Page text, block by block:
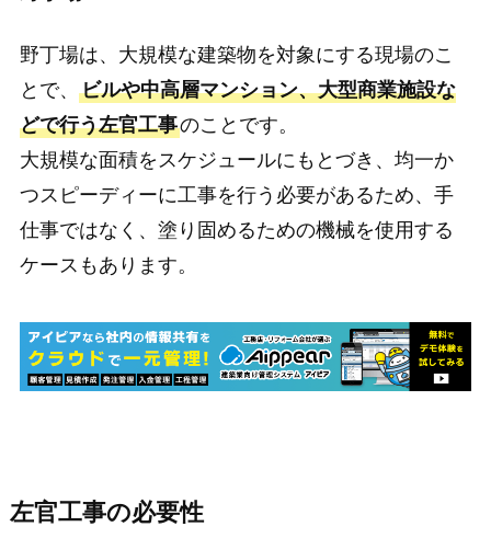
野丁場は、大規模な建築物を対象にする現場のこ
とで、 ビルや中高層マンション、大型商業施設な
どで行う左官工事のことです。
大規模な面積をスケジュールにもとづき、均一か
つスピーディーに工事を行う必要があるため、手
仕事ではなく、塗り固めるための機械を使用する
ケースもあります。
左官工事の必要性